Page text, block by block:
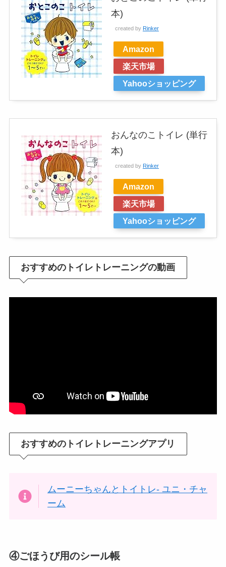
本)
created by Rinker
Amazon
楽天市場
Yahooショッピング
おんなのこトイレ (単行
本)
created by Rinker
Amazon
楽天市場
Yahooショッピング
おすすめのトイレトレーニングの動画
おすすめのトイレトレーニングアプリ
ムーニーちゃんとトイトレ- ユニ・チャ
ーム
④ごほうび用のシール帳